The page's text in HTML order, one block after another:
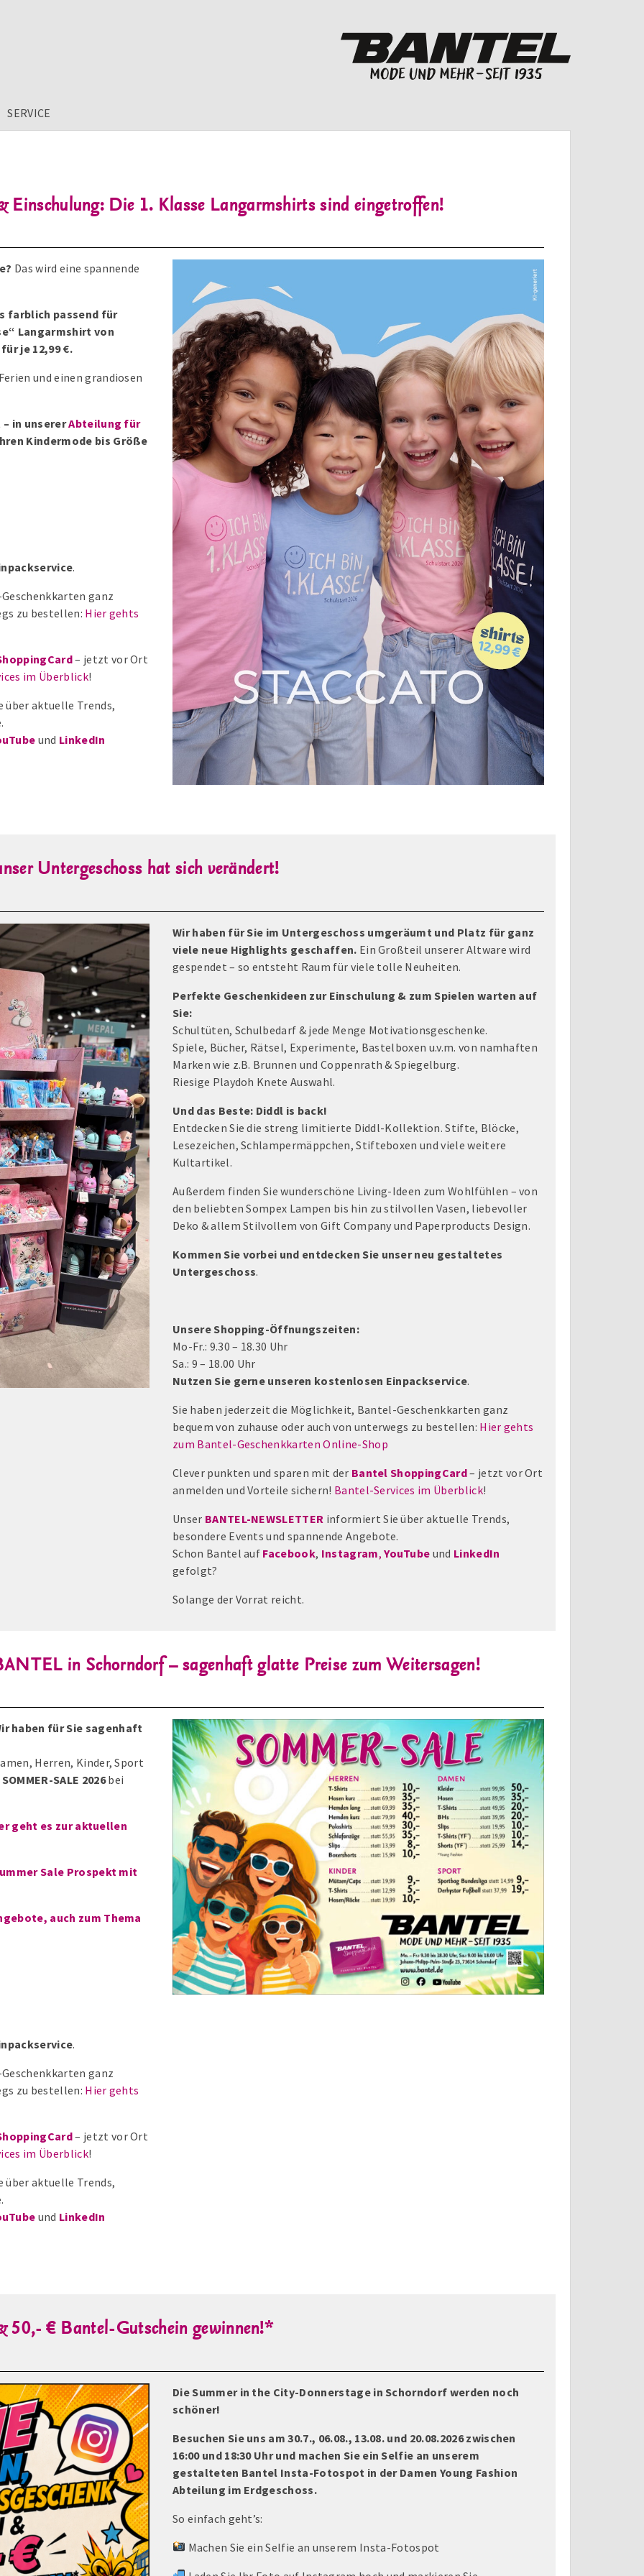
SERVICE
Einschulung: Die 1. Klasse Langarmshirts sind eingetroffen!
Das wird eine spannende
farblich passend für
Langarmshirt von
je 12,99 €.
und einen grandiosen
in unsererAbteilung für
Kindermode bis Größe
.
ganz
zu bestellen: Hier gehts
– jetzt vor Ort
im Überblick!
aktuelle Trends,
und LinkedIn
Untergeschoss hat sich verändert!
Wir haben für Sie im Untergeschoss umgeräumt und Platz für ganz
viele neue Highlights geschaffen. Ein Großteil unserer Altware wird
gespendet – so entsteht Raum für viele tolle Neuheiten.
Perfekte Geschenkideen zur Einschulung & zum Spielen warten auf
Sie:
Schultüten, Schulbedarf & jede Menge Motivationsgeschenke.
Spiele, Bücher, Rätsel, Experimente, Bastelboxen u.v.m. von namhaften
Marken wie z.B. Brunnen und Coppenrath & Spiegelburg.
Riesige Playdoh Knete Auswahl.
Und das Beste: Diddl is back!
Entdecken Sie die streng limitierte Diddl-Kollektion. Stifte, Blöcke,
Lesezeichen, Schlampermäppchen, Stifteboxen und viele weitere
Kultartikel.
Außerdem finden Sie wunderschöne Living-Ideen zum Wohlfühlen – von
den beliebten Sompex Lampen bis hin zu stilvollen Vasen, liebevoller
Deko & allem Stilvollem von Gift Company und Paperproducts Design.
Kommen Sie vorbei und entdecken Sie unser neu gestaltetes
Untergeschoss.
Unsere Shopping-Öffnungszeiten:
Mo-Fr.: 9.30 – 18.30 Uhr
Sa.: 9 – 18.00 Uhr
Nutzen Sie gerne unseren kostenlosen Einpackservice.
Sie haben jederzeit die Möglichkeit, Bantel-Geschenkkarten ganz
bequem von zuhause oder auch von unterwegs zu bestellen: Hier gehts
zum Bantel-Geschenkkarten Online-Shop
Clever punkten und sparen mit der Bantel ShoppingCard– jetzt vor Ort
anmelden und Vorteile sichern! Bantel-Services im Überblick!
Unser BANTEL-NEWSLETTER informiert Sie über aktuelle Trends,
besondere Events und spannende Angebote.
Schon Bantel auf Facebook, Instagram,YouTube und LinkedIn
gefolgt?
Solange der Vorrat reicht.
in Schorndorf – sagenhaft glatte Preise zum Weitersagen!
haben für Sie sagenhaft
Herren, Kinder, Sport
SOMMER-SALE 2026bei
geht es zur aktuellen
Sale Prospekt mit
auch zum Thema
.
ganz
zu bestellen: Hier gehts
– jetzt vor Ort
im Überblick!
aktuelle Trends,
und LinkedIn
50,- € Bantel-Gutschein gewinnen!*
Die Summer in the City-Donnerstage in Schorndorf werden noch
schöner!
Besuchen Sie uns am 30.7., 06.08., 13.08. und 20.08.2026 zwischen
16:00 und 18:30 Uhr und machen Sie ein Selfie an unserem
gestalteten Bantel Insta-Fotospot in der Damen Young Fashion
Abteilung im Erdgeschoss.
So einfach geht’s:
Machen Sie ein Selfie an unserem Insta-Fotospot